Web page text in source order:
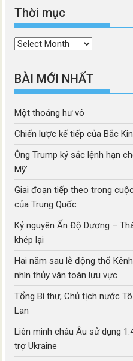
Thời mục
Thời
BÀI MỚI NHẤT
Một thoáng hư vô
Chiến lược kế tiếp của Bắc
Ông Trump ký sắc lệnh hạn
Mỹ’
Giai đoạn tiếp theo trong
của Trung Quốc
Kỷ nguyên Ấn Độ Dương –
khép lại
Hai năm sau lễ động thổ
nhìn thủy văn toàn lưu vực
Tổng Bí thư, Chủ tịch nước
Lan
Liên minh châu Âu sử dụng
trợ Ukraine